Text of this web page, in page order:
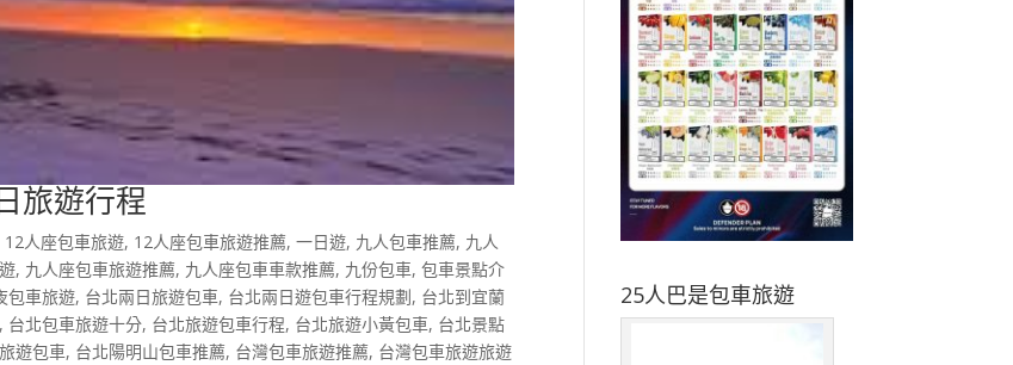
旅遊行程
12人座包車旅遊, 12人座包車旅遊推薦,一日遊, 九人包車推薦, 九人
, 九人座包車旅遊推薦, 九人座包車車款推薦, 九份包車,包車景點介
包車旅遊, 台北兩日旅遊包車, 台北兩日遊包車行程規劃, 台北到宜蘭
, 台北包車旅遊十分, 台北旅遊包車行程, 台北旅遊小黃包車, 台北景點
遊包車, 台北陽明山包車推薦, 台灣包車旅遊推薦, 台灣包車旅遊旅遊
25人巴是包車旅遊